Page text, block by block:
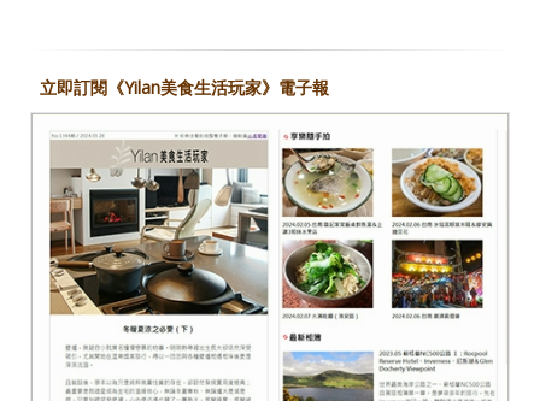
立即訂閱《Yilan美食生活玩家》電子報